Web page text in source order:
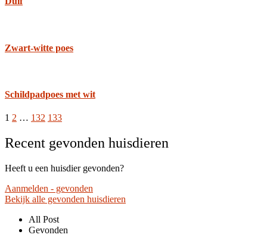
Zwart-witte poes
Schildpadpoes met wit
1 2 … 132 133
Recent gevonden huisdieren
Heeft u een huisdier gevonden?
Aanmelden - gevonden
Bekijk alle gevonden huisdieren
All Post
Gevonden